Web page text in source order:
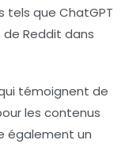
tels que ChatGPT
de Reddit dans
témoignent de
les contenus
également un